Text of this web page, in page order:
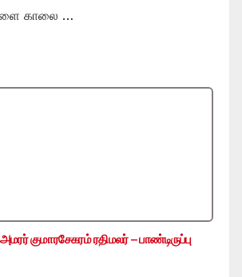
காலை …
குமாரசேகரம் ரதிமலர் – பாண்டிருப்பு